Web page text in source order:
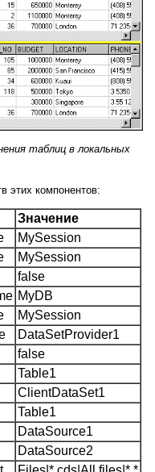
таблиц в локальных
этих компонентов:
Значение
MySession
MySession
false
MyDB
MySession
DataSetProvider1
false
Table1
ClientDataSet1
Table1
DataSource1
DataSource2